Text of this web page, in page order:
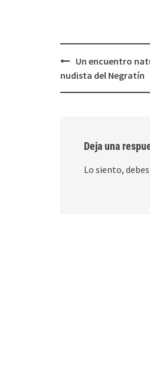
Post
navigation
Un encuentro
nudista del Negratín
Deja una
Lo siento,